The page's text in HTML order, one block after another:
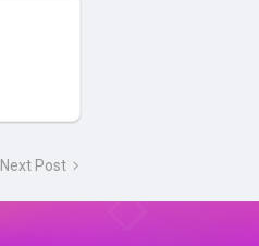
Next Post